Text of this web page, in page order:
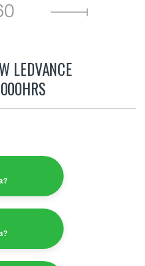
LEDVANCE